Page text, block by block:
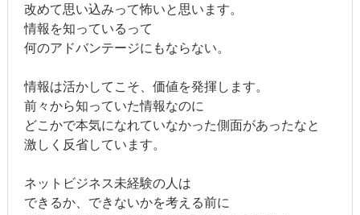
改めて思い込みって怖いと思います。
情報を知っているって
何のアドバンテージにもならない。
情報は活かしてこそ、価値を発揮します。
前々から知っていた情報なのに
どこかで本気になれていなかった側面があったなと
激しく反省しています。
ネットビジネス未経験の人は
できるか、できないかを考える前に